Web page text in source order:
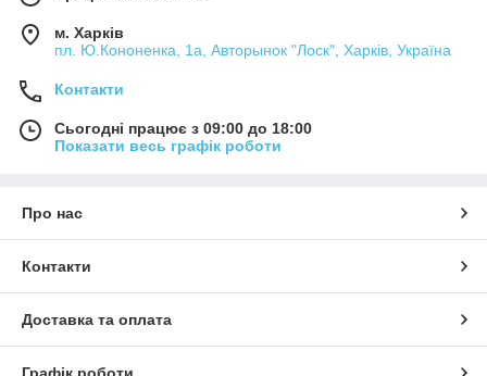
м. Харків
пл. Ю.Кононенка, 1а, Авторынок "Лоск", Харків, Україна
Контакти
Сьогодні працює з 09:00 до 18:00
Показати весь графік роботи
Про нас
Контакти
Доставка та оплата